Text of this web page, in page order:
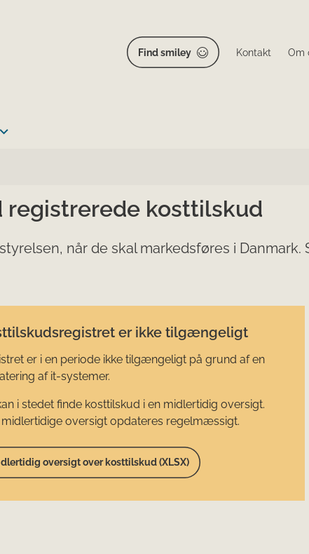
Find smiley Kontakt Om
registrerede kosttilskud
når de skal markedsføres i
er ikke tilgængeligt
er i en periode ikke tilgængeligt på grund af en
af it-systemer.
i stedet finde kosttilskud i en midlertidig oversigt.
midlertidige oversigt opdateres regelmæssigt.
oversigt over kosttilskud (XLSX)